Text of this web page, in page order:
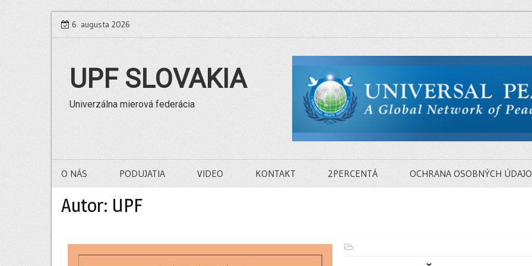
Skip
6. augusta 2026
UPF SLOVAKIA
Univerzálna mierová federácia
O NÁS PODUJATIA VIDEO KONTAKT 2PERCENTÁ OCHRANA OSOBNÝCH
Autor: UPF